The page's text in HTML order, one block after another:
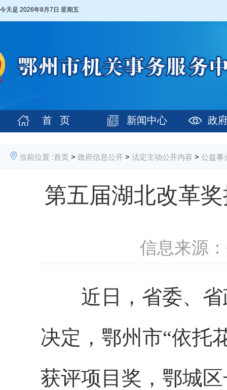
今天是 2026年8月7日 星期五
首 页 新闻中心 政
当前位置 :首页 > 政府信息公开 > 法定主动公开内容 > 公益事
第五届湖北改革
信息来源
近日，省委、省
决定，鄂州市“依托
获评项目奖，鄂城